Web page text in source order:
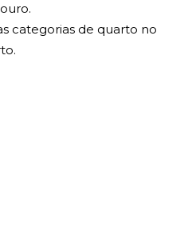
categorias de quarto no